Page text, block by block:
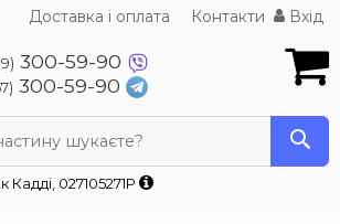
Доставка і оплата Контакти Вхід
300-59-90
300-59-90
шукаєте?
027105271P